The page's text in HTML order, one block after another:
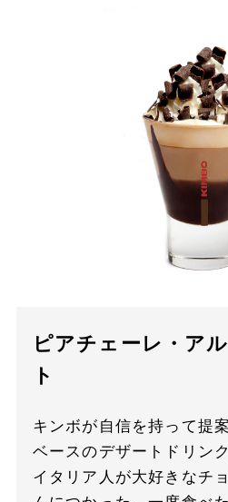
ピアチェーレ・ア
ト
キンボが自信を持って提
ベースのデザートドリンク
イタリア人が大好きなチ